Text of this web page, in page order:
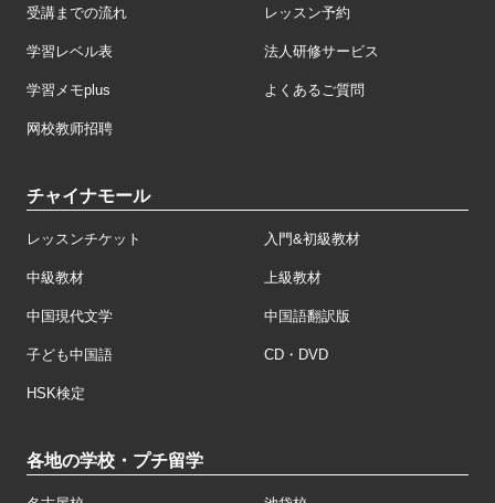
受講までの流れ レッスン予約
学習レベル表 法人研修サービス
学習メモplus よくあるご質問
网校教师招聘
チャイナモール
レッスンチケット 入門&初級教材
中級教材 上級教材
中国現代文学 中国語翻訳版
子ども中国語 CD・DVD
HSK検定
各地の学校・プチ留学